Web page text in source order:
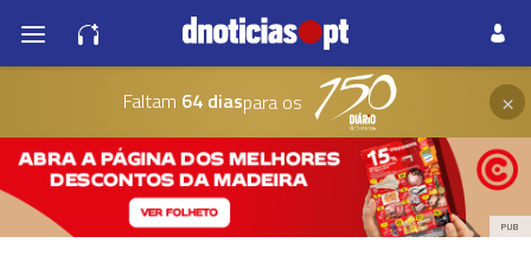
Faltam 64 diaspara os ×
PUB